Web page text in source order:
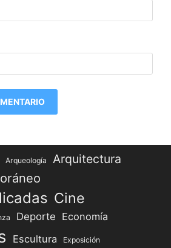
Arqueología Arquitectura
Cine
Deporte Economía
Escultura Exposición